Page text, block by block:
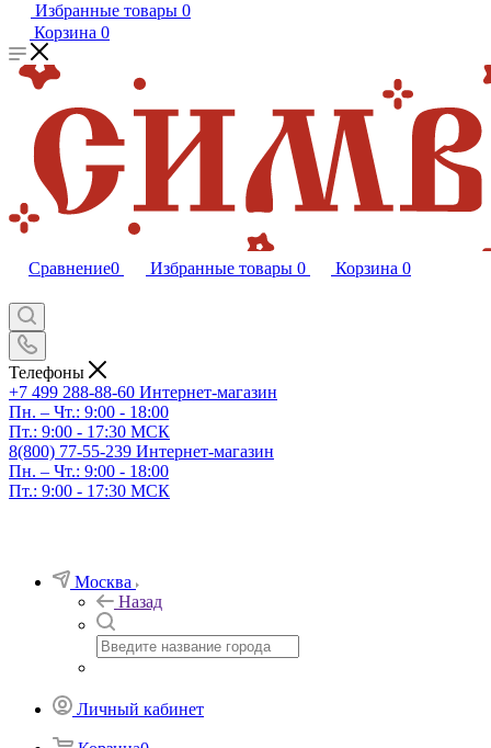
Избранные товары 0
Корзина 0
Сравнение0 Избранные товары 0 Корзина 0
Телефоны
+7 499 288-88-60 Интернет-магазин
Пн. – Чт.: 9:00 - 18:00
Пт.: 9:00 - 17:30 МСК
8(800) 77-55-239 Интернет-магазин
Пн. – Чт.: 9:00 - 18:00
Пт.: 9:00 - 17:30 МСК
Москва
Назад
Личный кабинет